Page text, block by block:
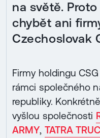
na světě.
chybět ani
Czechoslovak
Firmy holdingu
rámci společného
republiky.
vyšlou společnosti
ARMY, TATRA